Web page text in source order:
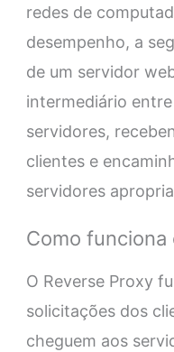
redes de
desempenho, a
de um servidor
intermediário
servidores,
clientes e
servidores
Como funciona
O Reverse Proxy
solicitações dos
cheguem aos